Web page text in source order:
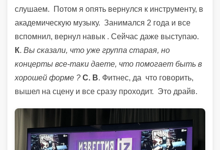
слушаем. Потом я опять вернулся к инструменту, в
академическую музыку. Занимался 2 года и все
вспомнил, вернул навык . Сейчас даже выступаю.
К. Вы сказали, что уже группа старая, но
концерты все-таки даете, что помогает быть в
хорошей форме ? С. В. Фитнес, да что говорить,
вышел на сцену и все сразу проходит. Это драйв.